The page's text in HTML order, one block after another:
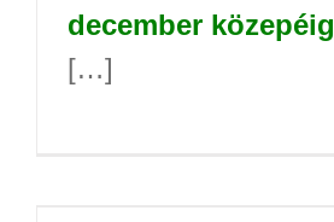
december közepéig
[…]